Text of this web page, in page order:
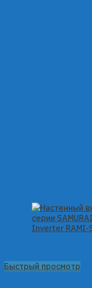
Быстрый просмотр